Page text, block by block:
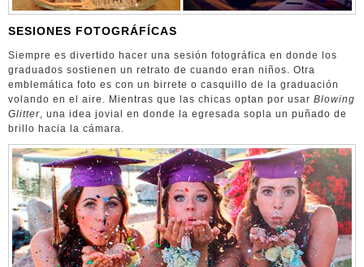
SESIONES FOTOGRÁFÍCAS
Siempre es divertido hacer una sesión fotográfica en donde los
graduados sostienen un retrato de cuando eran niños. Otra
emblemática foto es con un birrete o casquillo de la graduación
volando en el aire. Mientras que las chicas optan por usar Blowing
Glitter, una idea jovial en donde la egresada sopla un puñado de
brillo hacia la cámara.